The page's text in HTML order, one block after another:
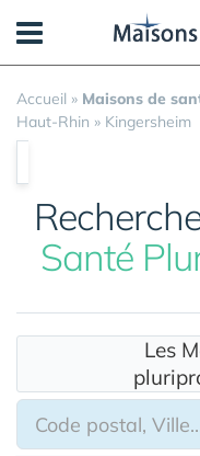
Accueil » Maisons de
Haut-Rhin » Kingersheim
Santé
Les
Panneau de gestion des